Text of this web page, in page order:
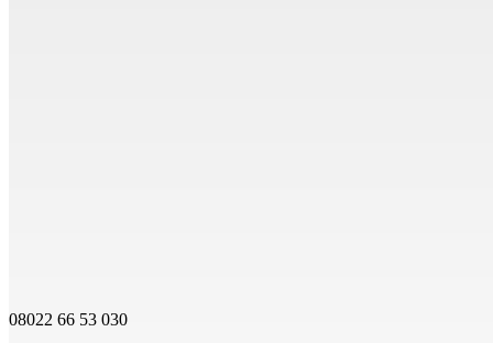
08022 66 53 030